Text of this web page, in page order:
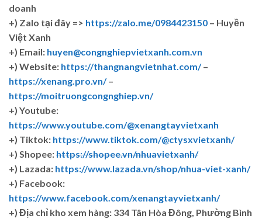
doanh
+) Zalo tại đây => https://zalo.me/0984423150 – Huyền
Việt Xanh
+) Email: huyen@congnghiepvietxanh.com.vn
+) Website: https://thangnangvietnhat.com/–
https://xenang.pro.vn/–
https://moitruongcongnghiep.vn/
+) Youtube:
https://www.youtube.com/@xenangtayvietxanh
+) Tiktok: https://www.tiktok.com/@ctysxvietxanh/
+) Shopee:https://shopee.vn/nhuavietxanh/
+) Lazada: https://www.lazada.vn/shop/nhua-viet-xanh/
+) Facebook:
https://www.facebook.com/xenangtayvietxanh/
+) Địa chỉ kho xem hàng: 334 Tân Hòa Đông, Phường Bình